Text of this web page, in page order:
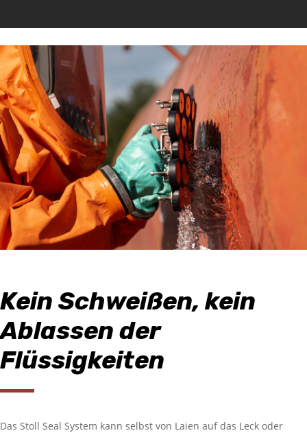
Kein Schweißen, kein
Ablassen der
Flüssigkeiten
Das Stoll Seal System kann selbst von Laien auf das Leck oder